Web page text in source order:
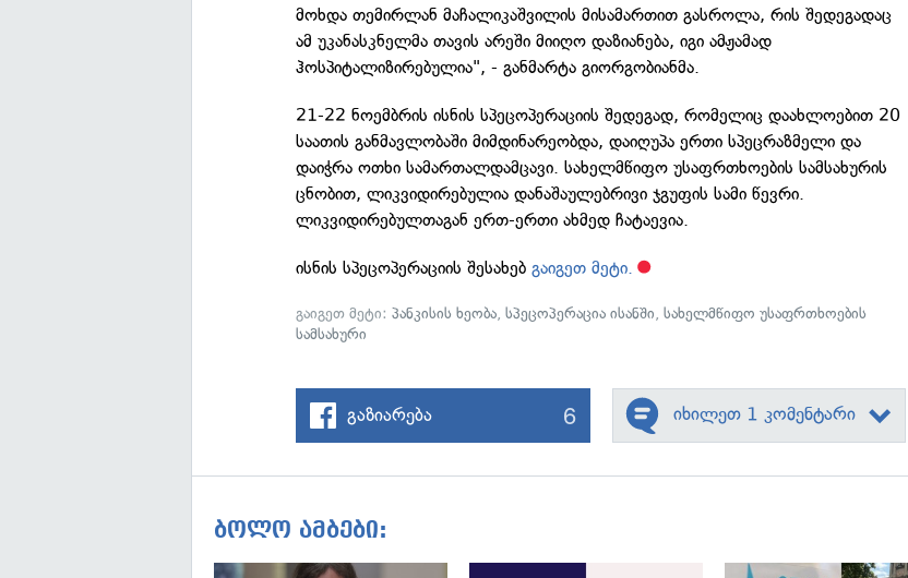
მოხდა თემირლან მაჩალიკაშვილის მისამართით გასროლა, რის შედეგადაც
ამ უკანასკნელმა თავის არეში მიიღო დაზიანება, იგი ამჟამად
ჰოსპიტალიზირებულია", - განმარტა გიორგობიანმა.
21-22 ნოემბრის ისნის სპეცოპერაციის შედეგად, რომელიც დაახლოებით 20
საათის განმავლობაში მიმდინარეობდა, დაიღუპა ერთი სპეცრაზმელი და
დაიჭრა ოთხი სამართალდამცავი. სახელმწიფო უსაფრთხოების სამსახურის
ცნობით, ლიკვიდირებულია დანაშაულებრივი ჯგუფის სამი წევრი.
ლიკვიდირებულთაგან ერთ-ერთი ახმედ ჩატაევია.
ისნის სპეცოპერაციის შესახებგაიგეთ მეტი.
გაიგეთ მეტი:პანკისის ხეობა,სპეცოპერაცია ისანში,სახელმწიფო უსაფრთხოების
სამსახური
გაზიარება 6 იხილეთ 1 კომენტარი
ბოლო ამბები: